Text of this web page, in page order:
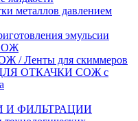
металлов давлением
эмульсии
/ Ленты для скиммеров
ДЛЯ ОТКАЧКИ СОЖ с
И ФИЛЬТРАЦИИ